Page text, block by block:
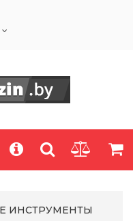
ИНСТРУМЕНТЫ